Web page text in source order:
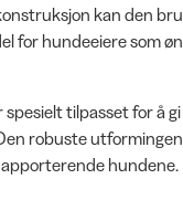
kan den
for hundeeiere som
tilpasset for å
robuste
hundene.